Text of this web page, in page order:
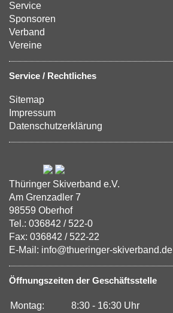
Service
Sponsoren
Verband
Vereine
Service / Rechtliches
Sitemap
Impressum
Datenschutzerklärung
Thüringer Skiverband e.V.
Am Grenzadler 7
98559 Oberhof
Tel.: 036842 / 522-0
Fax: 036842 / 522-22
E-Mail: info@thueringer-skiverband.de
Öffnungszeiten der Geschäftsstelle
Montag:
8:30 - 16:30 Uhr